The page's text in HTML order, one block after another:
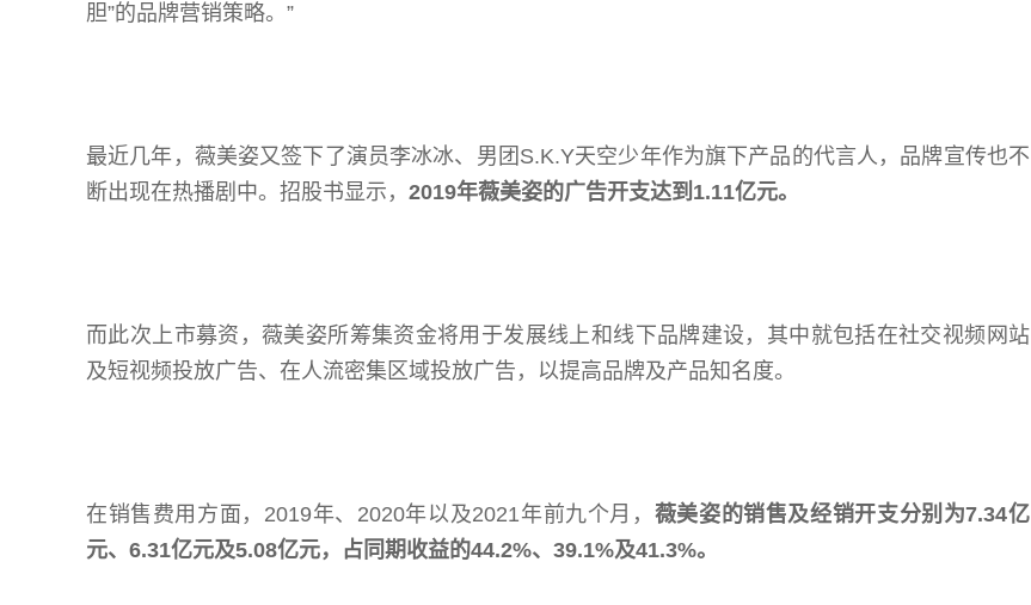
胆”的品牌营销策略。”
最近几年，薇美姿又签下了演员李冰冰、男团S.K.Y天空少年作为旗下产品的代言人，品牌宣传也不
断出现在热播剧中。招股书显示， 2019年薇美姿的广告开支达到1.11亿元。
而此次上市募资，薇美姿所筹集资金将用于发展线上和线下品牌建设，其中就包括在社交视频网站
及短视频投放广告、在人流密集区域投放广告，以提高品牌及产品知名度。
在销售费用方面，2019年、2020年以及2021年前九个月， 薇美姿的销售及经销开支分别为7.34亿
元、6.31亿元及5.08亿元，占同期收益的44.2%、39.1%及41.3%。